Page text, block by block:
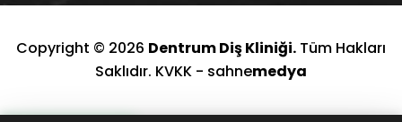
Copyright © 2026 Dentrum Diş Kliniği. Tüm Hakları
Saklıdır. KVKK - sahnemedya